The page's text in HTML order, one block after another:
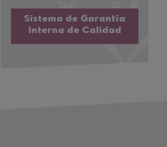
Sistema de Garantía
Interna de Calidad